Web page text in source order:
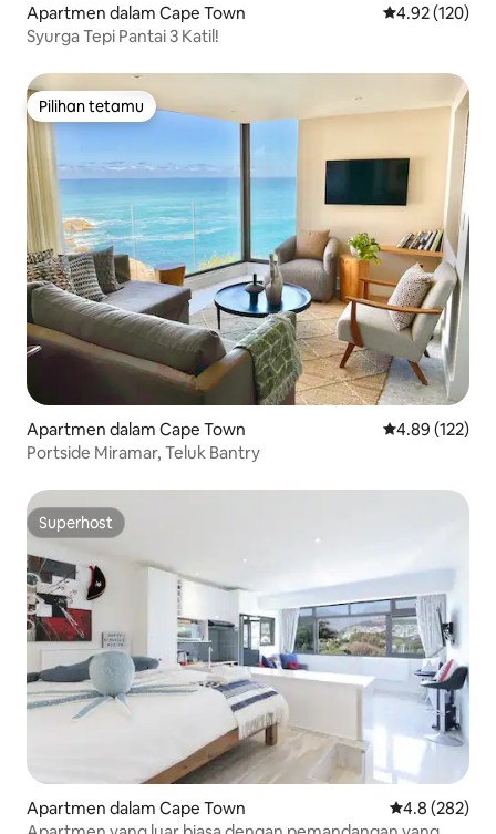
Apartmen dalam Cape Town Penarafan
4.92 (120)
Syurga Tepi Pantai 3 Katil!
Pilihan tetamu
Pilihan tetamu
Apartmen dalam Cape Town Penarafan
4.89 (122)
Portside Miramar, Teluk Bantry
Superhost
Superhost
Apartmen dalam Cape Town Penarafan
4.8 (282)